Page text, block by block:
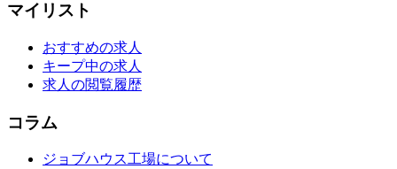
マイリスト
おすすめの求人
キープ中の求人
求人の閲覧履歴
コラム
ジョブハウス工場について